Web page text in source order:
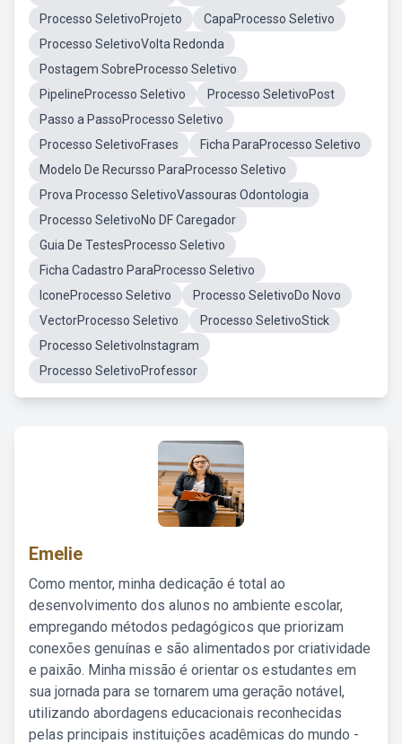
Processo SeletivoProjeto
CapaProcesso Seletivo
Processo SeletivoVolta Redonda
Postagem SobreProcesso Seletivo
PipelineProcesso Seletivo
Processo SeletivoPost
Passo a PassoProcesso Seletivo
Processo SeletivoFrases
Ficha ParaProcesso Seletivo
Modelo De Recursso ParaProcesso Seletivo
Prova Processo SeletivoVassouras Odontologia
Processo SeletivoNo DF Caregador
Guia De TestesProcesso Seletivo
Ficha Cadastro ParaProcesso Seletivo
IconeProcesso Seletivo
Processo SeletivoDo Novo
VectorProcesso Seletivo
Processo SeletivoStick
Processo SeletivoInstagram
Processo SeletivoProfessor
Emelie
Como mentor, minha dedicação é total ao
desenvolvimento dos alunos no ambiente escolar,
empregando métodos pedagógicos que priorizam
conexões genuínas e são alimentados por criatividade
e paixão. Minha missão é orientar os estudantes em
sua jornada para se tornarem uma geração notável,
utilizando abordagens educacionais reconhecidas
pelas principais instituições acadêmicas do mundo -